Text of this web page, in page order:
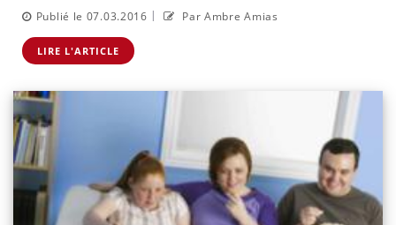
Publié le 07.03.2016 | Par Ambre Amias
LIRE L'ARTICLE